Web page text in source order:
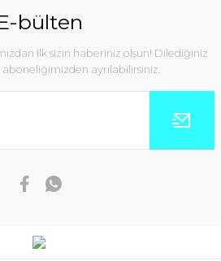
bülten
ilk sizin haberiniz olsun! Dilediğiniz
ayrılabilirsiniz.